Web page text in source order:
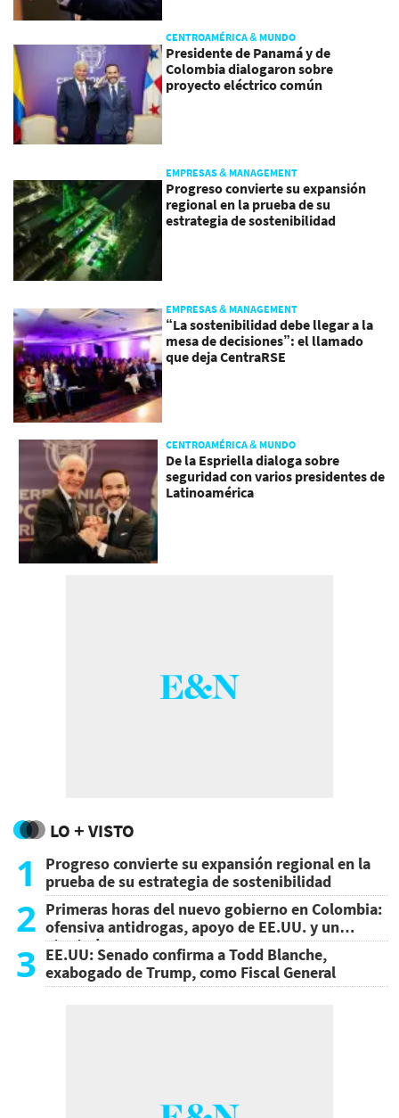
CENTROAMÉRICA & MUNDO
Presidente de Panamá y de
Colombia dialogaron sobre
proyecto eléctrico común
EMPRESAS & MANAGEMENT
Progreso convierte su expansión
regional en la prueba de su
estrategia de sostenibilidad
EMPRESAS & MANAGEMENT
“La sostenibilidad debe llegar a la
mesa de decisiones”: el llamado
que deja CentraRSE
CENTROAMÉRICA & MUNDO
De la Espriella dialoga sobre
seguridad con varios presidentes de
Latinoamérica
LO + VISTO
1
Progreso convierte su expansión regional en la
prueba de su estrategia de sostenibilidad
2 Primeras horas del nuevo gobierno en Colombia:
ofensiva antidrogas, apoyo de EE.UU. y un
atentado
3 EE.UU: Senado confirma a Todd Blanche,
exabogado de Trump, como Fiscal General